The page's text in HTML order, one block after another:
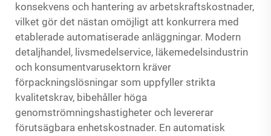
konsekvens och hantering av arbetskraftskostnader,
vilket gör det nästan omöjligt att konkurrera med
etablerade automatiserade anläggningar. Modern
detaljhandel, livsmedelservice, läkemedelsindustrin
och konsumentvarusektorn kräver
förpackningslösningar som uppfyller strikta
kvalitetskrav, bibehåller höga
genomströmningshastigheter och levererar
förutsägbara enhetskostnader. En automatisk